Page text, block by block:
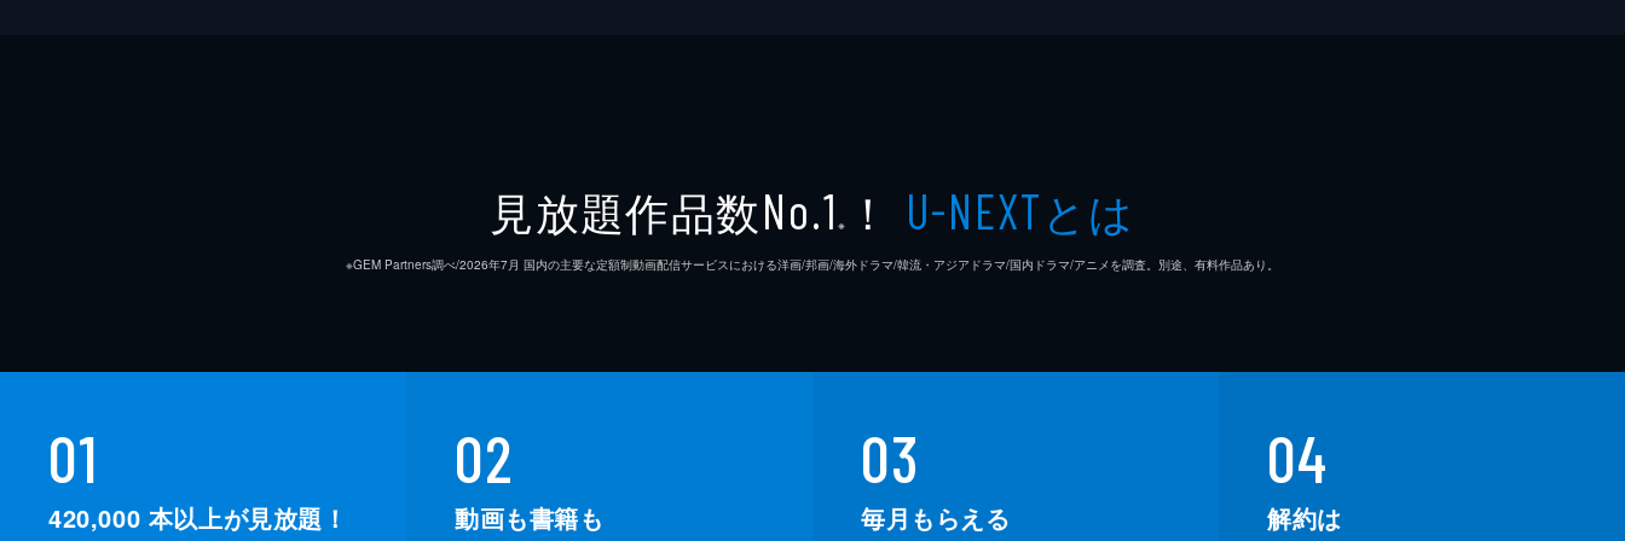
見放題作品数No.1 ※ ！ U-NEXTとは
※GEM Partners調べ/2026年7⽉ 国内の主要な定額制動画配信サービスにおける洋画/邦画/海外ドラマ/韓流・アジアドラマ/国内ドラマ/アニメを調査。別途、有料作品あり。
01
420,000 本以上が見放題！
02
動画も書籍も
03
毎月もらえる
04
解約は